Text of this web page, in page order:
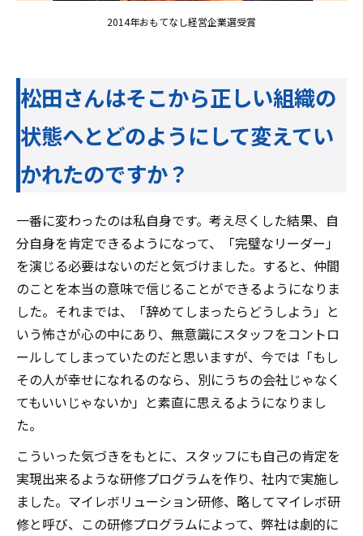
2014年おもてなし経営企業選受賞
松田さんはそこから正しい組織の
状態へとどのようにして変えてい
かれたのですか？
一番に変わったのは私自身です。考え尽くした結果、自
分自身を肯定できるようになって、「完璧なリーダー」
を演じる必要はないのだと気づけました。すると、仲間
のことを本当の意味で信じることができるようになりま
した。それまでは、「辞めてしまったらどうしよう」と
いう怖さが心の中にあり、無意識にスタッフをコントロ
ールしてしまっていたのだと思いますが、今では「もし
その人が幸せになれるのなら、別にうちの会社じゃなく
てもいいじゃないか」と素直に思えるようになりまし
た。
こういった気づきをもとに、スタッフにも自己の肯定を
実現出来るような研修プログラムを作り、社内で実施し
ました。マイレボリューション研修、略してマイレボ研
修と呼び、この研修プログラムによって、弊社は劇的に